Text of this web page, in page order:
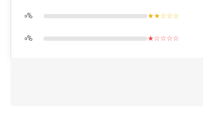
★★☆☆☆
0%
★☆☆☆☆
0%